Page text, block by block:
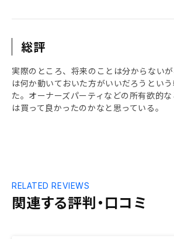
総評
実際のところ、将来のことは分からない
は何か動いておいた方がいいだろうとい
た。オーナーズパーティなどの所有欲的
は買って良かったのかなと思っている。
関連する評判・口コミ
RELATED REVIEWS